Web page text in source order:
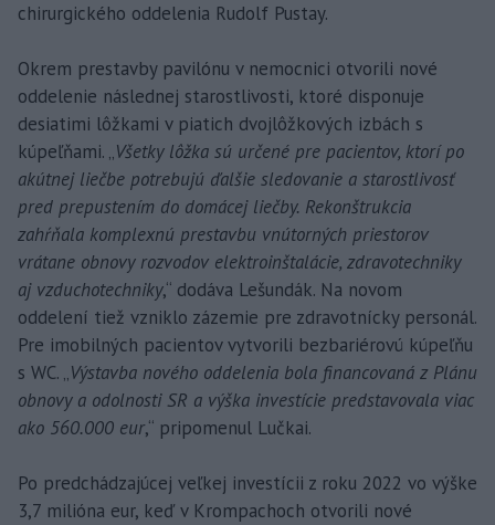
chirurgického oddelenia Rudolf Pustay.
Okrem prestavby pavilónu v nemocnici otvorili nové
oddelenie následnej starostlivosti, ktoré disponuje
desiatimi lôžkami v piatich dvojlôžkových izbách s
kúpeľňami. „Všetky lôžka sú určené pre pacientov, ktorí po
akútnej liečbe potrebujú ďalšie sledovanie a starostlivosť
pred prepustením do domácej liečby. Rekonštrukcia
zahŕňala komplexnú prestavbu vnútorných priestorov
vrátane obnovy rozvodov elektroinštalácie, zdravotechniky
aj vzduchotechniky,“ dodáva Lešundák. Na novom
oddelení tiež vzniklo zázemie pre zdravotnícky personál.
Pre imobilných pacientov vytvorili bezbariérovú kúpeľňu
s WC. „Výstavba nového oddelenia bola financovaná z Plánu
obnovy a odolnosti SR a výška investície predstavovala viac
ako 560.000 eur,“ pripomenul Lučkai.
Po predchádzajúcej veľkej investícii z roku 2022 vo výške
3,7 milióna eur, keď v Krompachoch otvorili nové